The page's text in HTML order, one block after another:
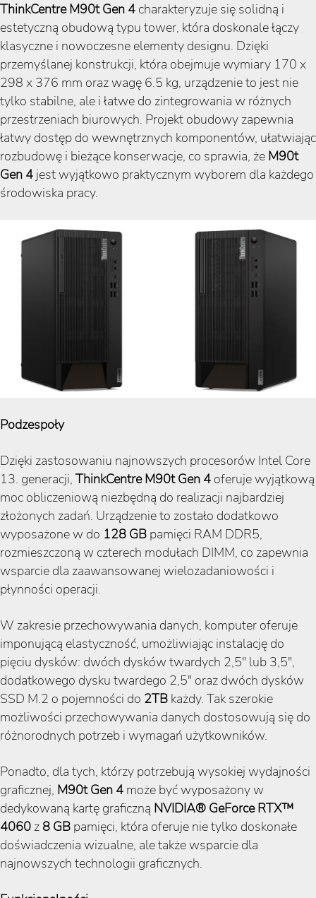
ThinkCentre M90t Gen 4 charakteryzuje się solidną i
estetyczną obudową typu tower, która doskonale łączy
klasyczne i nowoczesne elementy designu. Dzięki
przemyślanej konstrukcji, która obejmuje wymiary 170 x
298 x 376 mm oraz wagę 6.5 kg, urządzenie to jest nie
tylko stabilne, ale i łatwe do zintegrowania w różnych
przestrzeniach biurowych. Projekt obudowy zapewnia
łatwy dostęp do wewnętrznych komponentów, ułatwiając
rozbudowę i bieżące konserwacje, co sprawia, że M90t
Gen 4 jest wyjątkowo praktycznym wyborem dla każdego
środowiska pracy.
Podzespoły
Dzięki zastosowaniu najnowszych procesorów Intel Core
13. generacji, ThinkCentre M90t Gen 4 oferuje wyjątkową
moc obliczeniową niezbędną do realizacji najbardziej
złożonych zadań. Urządzenie to zostało dodatkowo
wyposażone w do 128 GB pamięci RAM DDR5,
rozmieszczoną w czterech modułach DIMM, co zapewnia
wsparcie dla zaawansowanej wielozadaniowości i
płynności operacji.
W zakresie przechowywania danych, komputer oferuje
imponującą elastyczność, umożliwiając instalację do
pięciu dysków: dwóch dysków twardych 2,5" lub 3,5",
dodatkowego dysku twardego 2,5" oraz dwóch dysków
SSD M.2 o pojemności do 2TB każdy. Tak szerokie
możliwości przechowywania danych dostosowują się do
różnorodnych potrzeb i wymagań użytkowników.
Ponadto, dla tych, którzy potrzebują wysokiej wydajności
graficznej, M90t Gen 4 może być wyposażony w
dedykowaną kartę graficzną NVIDIA® GeForce RTX™
4060 z 8 GB pamięci, która oferuje nie tylko doskonałe
doświadczenia wizualne, ale także wsparcie dla
najnowszych technologii graficznych.